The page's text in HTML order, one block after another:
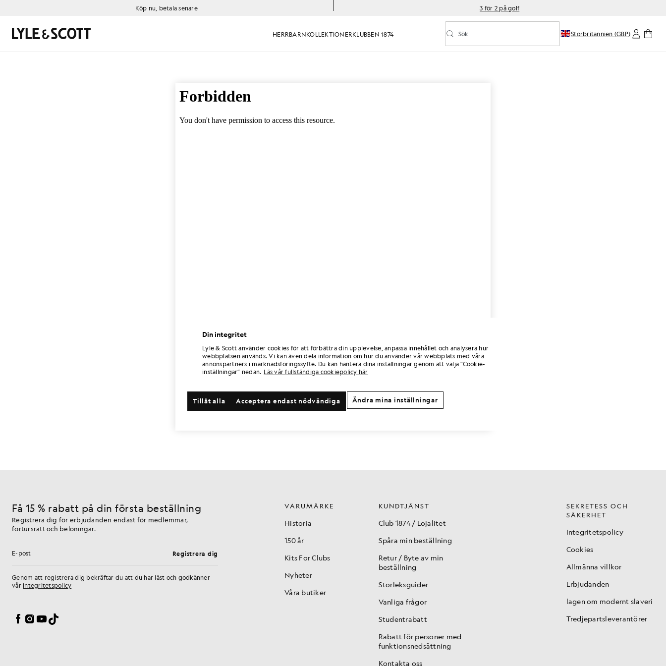
Köp nu, betala senare 3 för 2 på golf
HERRBARNKOLLEKTIONERKLUBBEN 1874 Aktivera/inaktivera prediktiv sökning
Sök Sök Storbritannien (GBP)
Få 15 % rabatt på din första beställning
Registrera dig för erbjudanden endast för medlemmar,
förtursrätt och belöningar.
E-postadress Registrera dig
Genom att registrera dig bekräftar du att du har läst och godkänner
vår integritetspolicy
Facebook
Instagram
YouTube
TikTok
VARUMÄRKE
Historia
150 år
Kits For Clubs
Nyheter
Våra butiker
KUNDTJÄNST
Club 1874 / Lojalitet
Spåra min beställning
Retur / Byte av min
beställning
Storleksguider
Vanliga frågor
Studentrabatt
Rabatt för personer med
funktionsnedsättning
Kontakta oss
SEKRETESS OCH
SÄKERHET
Integritetspolicy
Cookies
Allmänna villkor
Erbjudanden
lagen om modernt slaveri
Tredjepartsleverantörer
Din integritet
Lyle & Scott använder cookies för att förbättra din upplevelse, anpassa innehållet och analysera hur
webbplatsen används. Vi kan även dela information om hur du använder vår webbplats med våra
annonspartners i marknadsföringssyfte. Du kan hantera dina inställningar genom att välja ”Cookie-
inställningar” nedan. Läs vår fullständiga cookiepolicy här
Acceptera endast nödvändiga
Tillåt alla Ändra mina inställningar